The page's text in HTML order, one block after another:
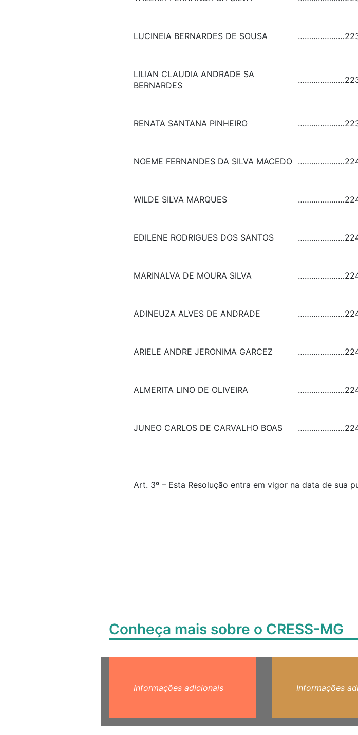
LUCINEIA BERNARDES DE SOUSA …………………
LILIAN CLAUDIA ANDRADE SA
BERNARDES
…………………
RENATA SANTANA PINHEIRO …………………
NOEME FERNANDES DA SILVA MACEDO …………………
WILDE SILVA MARQUES …………………
EDILENE RODRIGUES DOS SANTOS …………………
MARINALVA DE MOURA SILVA …………………
ADINEUZA ALVES DE ANDRADE …………………
ARIELE ANDRE JERONIMA GARCEZ …………………
ALMERITA LINO DE OLIVEIRA …………………
JUNEO CARLOS DE CARVALHO BOAS …………………
Art. 3º – Esta Resolução entra em vigor na data de sua
Conheça mais sobre o CRESS-MG
Informações adicionais Informações